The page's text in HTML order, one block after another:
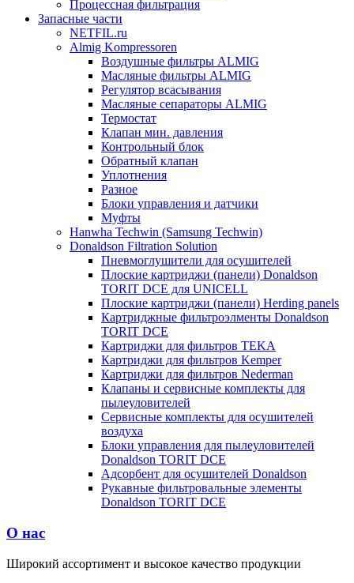
Процессная фильтрация
Запасные части
NETFIL.ru
Almig Kompressoren
Воздушные фильтры ALMIG
Масляные фильтры ALMIG
Регулятор всасывания
Масляные сепараторы ALMIG
Термостат
Клапан мин. давления
Контрольный блок
Обратный клапан
Уплотнения
Разное
Блоки управления и датчики
Муфты
Hanwha Techwin (Samsung Techwin)
Donaldson Filtration Solution
Пневмоглушители для осушителей
Плоские картриджи (панели) Donaldson
TORIT DCE для UNICELL
Плоские картриджи (панели) Herding panels
Картриджные фильтроэлменты Donaldson
TORIT DCE
Картриджи для фильтров TEKA
Картриджи для фильтров Kemper
Картриджи для фильтров Nederman
Клапаны и сервисные комплекты для
пылеуловителей
Сервисные комплекты для осушителей
воздуха
Блоки управления для пылеуловителей
Donaldson TORIT DCE
Адсорбент для осушителей Donaldson
Рукавные фильтровальные элементы
Donaldson TORIT DCE
О нас
Широкий ассортимент и высокое качество продукции